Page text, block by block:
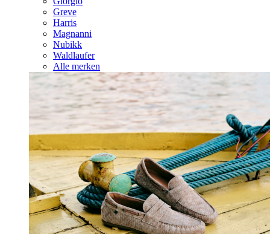
Greve
Harris
Magnanni
Nubikk
Waldlaufer
Alle merken